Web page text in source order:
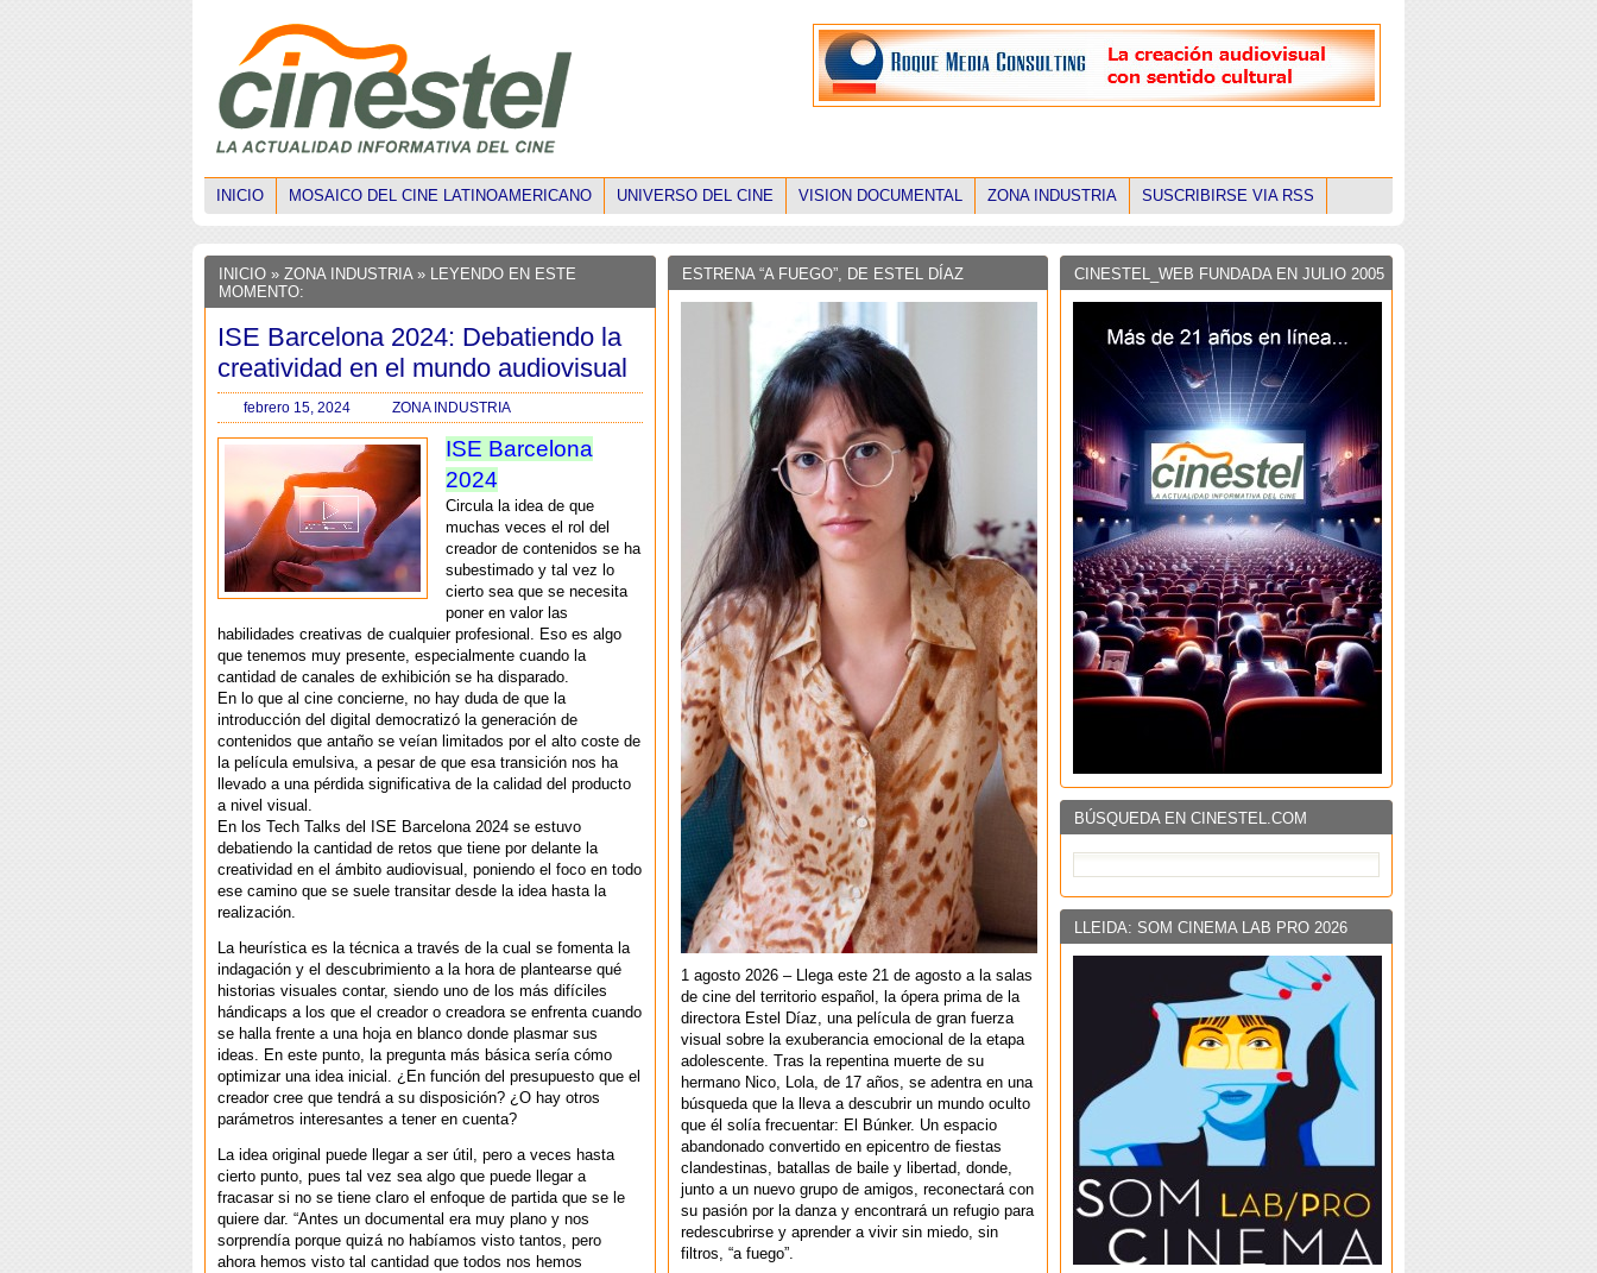
INICIO MOSAICO DEL CINE LATINOAMERICANO UNIVERSO DEL CINE VISION DOCUMENTAL ZONA INDUSTRIA SUSCRIBIRSE VIA RSS
INICIO » ZONA INDUSTRIA» LEYENDO EN ESTE
MOMENTO:
ISE Barcelona 2024: Debatiendo la
creatividad en el mundo audiovisual
febrero 15, 2024 ZONA INDUSTRIA
ISE Barcelona
2024
Circula la idea de que
muchas veces el rol del
creador de contenidos se ha
subestimado y tal vez lo
cierto sea que se necesita
poner en valor las
habilidades creativas de cualquier profesional. Eso es algo
que tenemos muy presente, especialmente cuando la
cantidad de canales de exhibición se ha disparado.
En lo que al cine concierne, no hay duda de que la
introducción del digital democratizó la generación de
contenidos que antaño se veían limitados por el alto coste de
la película emulsiva, a pesar de que esa transición nos ha
llevado a una pérdida significativa de la calidad del producto
a nivel visual.
En los Tech Talks del ISE Barcelona 2024 se estuvo
debatiendo la cantidad de retos que tiene por delante la
creatividad en el ámbito audiovisual, poniendo el foco en todo
ese camino que se suele transitar desde la idea hasta la
realización.
La heurística es la técnica a través de la cual se fomenta la
indagación y el descubrimiento a la hora de plantearse qué
historias visuales contar, siendo uno de los más difíciles
hándicaps a los que el creador o creadora se enfrenta cuando
se halla frente a una hoja en blanco donde plasmar sus
ideas. En este punto, la pregunta más básica sería cómo
optimizar una idea inicial. ¿En función del presupuesto que el
creador cree que tendrá a su disposición? ¿O hay otros
parámetros interesantes a tener en cuenta?
La idea original puede llegar a ser útil, pero a veces hasta
cierto punto, pues tal vez sea algo que puede llegar a
fracasar si no se tiene claro el enfoque de partida que se le
quiere dar. “Antes un documental era muy plano y nos
sorprendía porque quizá no habíamos visto tantos, pero
ahora hemos visto tal cantidad que todos nos hemos
CINESTEL_WEB FUNDADA EN JULIO 2005
BÚSQUEDA EN CINESTEL.COM
LLEIDA: SOM CINEMA LAB PRO 2026
ESTRENA “A FUEGO”, DE ESTEL DÍAZ
1 agosto 2026 – Llega este 21 de agosto a la salas
de cine del territorio español, la ópera prima de la
directora Estel Díaz, una película de gran fuerza
visual sobre la exuberancia emocional de la etapa
adolescente. Tras la repentina muerte de su
hermano Nico, Lola, de 17 años, se adentra en una
búsqueda que la lleva a descubrir un mundo oculto
que él solía frecuentar: El Búnker. Un espacio
abandonado convertido en epicentro de fiestas
clandestinas, batallas de baile y libertad, donde,
junto a un nuevo grupo de amigos, reconectará con
su pasión por la danza y encontrará un refugio para
redescubrirse y aprender a vivir sin miedo, sin
filtros, “a fuego”.